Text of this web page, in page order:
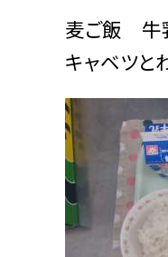
麦ご飯 牛
キャベツ